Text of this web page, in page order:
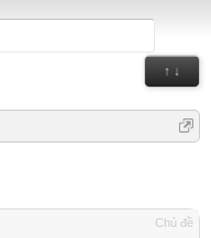
↑ ↓
Chủ đề